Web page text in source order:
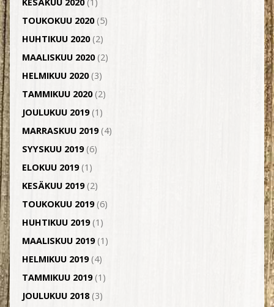
TOUKOKUU 2020(5)
HUHTIKUU 2020(2)
MAALISKUU 2020(2)
HELMIKUU 2020(3)
TAMMIKUU 2020(2)
JOULUKUU 2019(1)
MARRASKUU 2019(4)
SYYSKUU 2019(6)
ELOKUU 2019(1)
KESÄKUU 2019(2)
TOUKOKUU 2019(6)
HUHTIKUU 2019(1)
MAALISKUU 2019(1)
HELMIKUU 2019(4)
TAMMIKUU 2019(1)
JOULUKUU 2018(3)